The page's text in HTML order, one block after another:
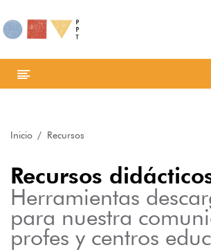
Inicio Recursos
Recursos
Herramientas
para nuestra
profes y centros